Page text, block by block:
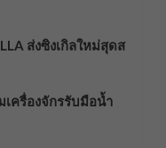
ส่งซิงเกิลใหม่สุดส
เครื่องจักรรับมือน้ำ